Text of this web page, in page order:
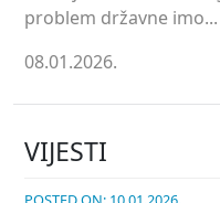
problem državne imo...
08.01.2026.
VIJESTI